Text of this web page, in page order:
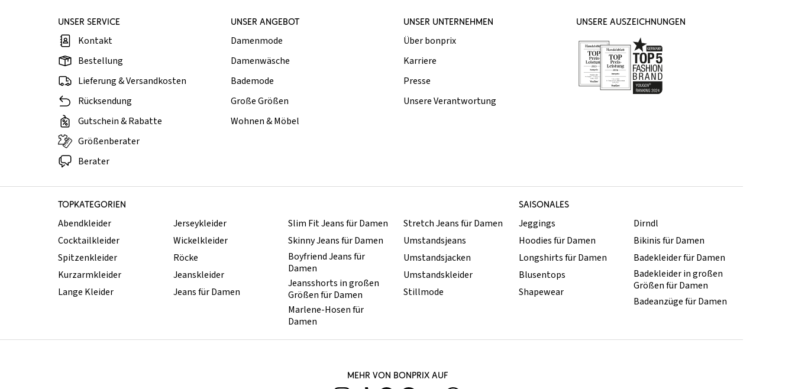
UNSER SERVICE
Kontakt
Bestellung
Lieferung & Versandkosten
Rücksendung
Gutschein & Rabatte
Größenberater
Berater
UNSER ANGEBOT
Damenmode
Damenwäsche
Bademode
Große Größen
Wohnen & Möbel
UNSER UNTERNEHMEN
Über bonprix
Karriere
Presse
Unsere Verantwortung
UNSERE AUSZEICHNUNGEN
TOPKATEGORIEN SAISONALES
Abendkleider
Cocktailkleider
Spitzenkleider
Kurzarmkleider
Lange Kleider
Jerseykleider
Wickelkleider
Röcke
Jeanskleider
Jeans für Damen
Slim Fit Jeans für Damen
Skinny Jeans für Damen
Boyfriend Jeans für
Damen
Jeansshorts in großen
Größen für Damen
Marlene-Hosen für
Damen
Stretch Jeans für Damen
Umstandsjeans
Umstandsjacken
Umstandskleider
Stillmode
Jeggings
Hoodies für Damen
Longshirts für Damen
Blusentops
Shapewear
Dirndl
Bikinis für Damen
Badekleider für Damen
Badekleider in großen
Größen für Damen
Badeanzüge für Damen
MEHR VON BONPRIX AUF